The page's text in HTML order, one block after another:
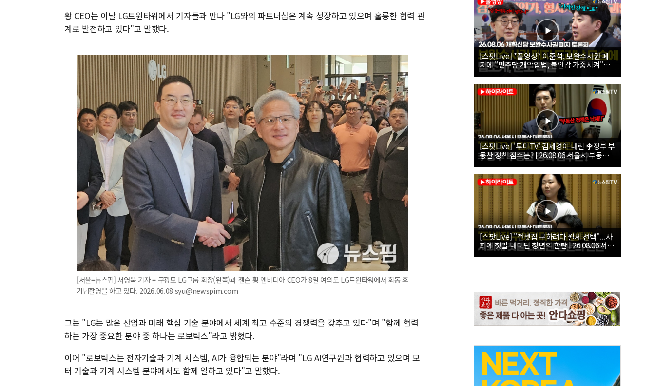
황 CEO는 이날 LG트윈타워에서 기자들과 만나 "LG와의 파트너십은 계속 성장하고 있으며 훌륭한 협력 관
계로 발전하고 있다"고 말했다.
[서울=뉴스핌] 서영욱 기자 = 구광모 LG그룹 회장(왼쪽)과 젠슨 황 엔비디아 CEO가 8일 여의도 LG트윈타워에서 회동 후
기념촬영을 하고 있다. 2026.06.08 syu@newspim.com
그는 "LG는 많은 산업과 미래 핵심 기술 분야에서 세계 최고 수준의 경쟁력을 갖추고 있다"며 "함께 협력
하는 가장 중요한 분야 중 하나는 로보틱스"라고 밝혔다.
이어 "로보틱스는 전자기술과 기계 시스템, AI가 융합되는 분야"라며 "LG AI연구원과 협력하고 있으며 모
터 기술과 기계 시스템 분야에서도 함께 일하고 있다"고 말했다.
[스팟Live] *풀영상* 이준석, 보완수사권 폐
지에 "민주당 개악입법, 불안감 가중시켜"｜
26.08.06 개혁신당 보완수사권 폐지 토론회
[스팟Live] '투미TV' 김제경이 내린 李정부 부
동산 정책 점수는? | 26.08.06 서울시 부동산
대토론회
[스팟Live] "전셋집 구하려다 월세 선택"...사
회에 첫발 내디딘 청년의 한탄 | 26.08.06 서울
시 부동산 대토론회